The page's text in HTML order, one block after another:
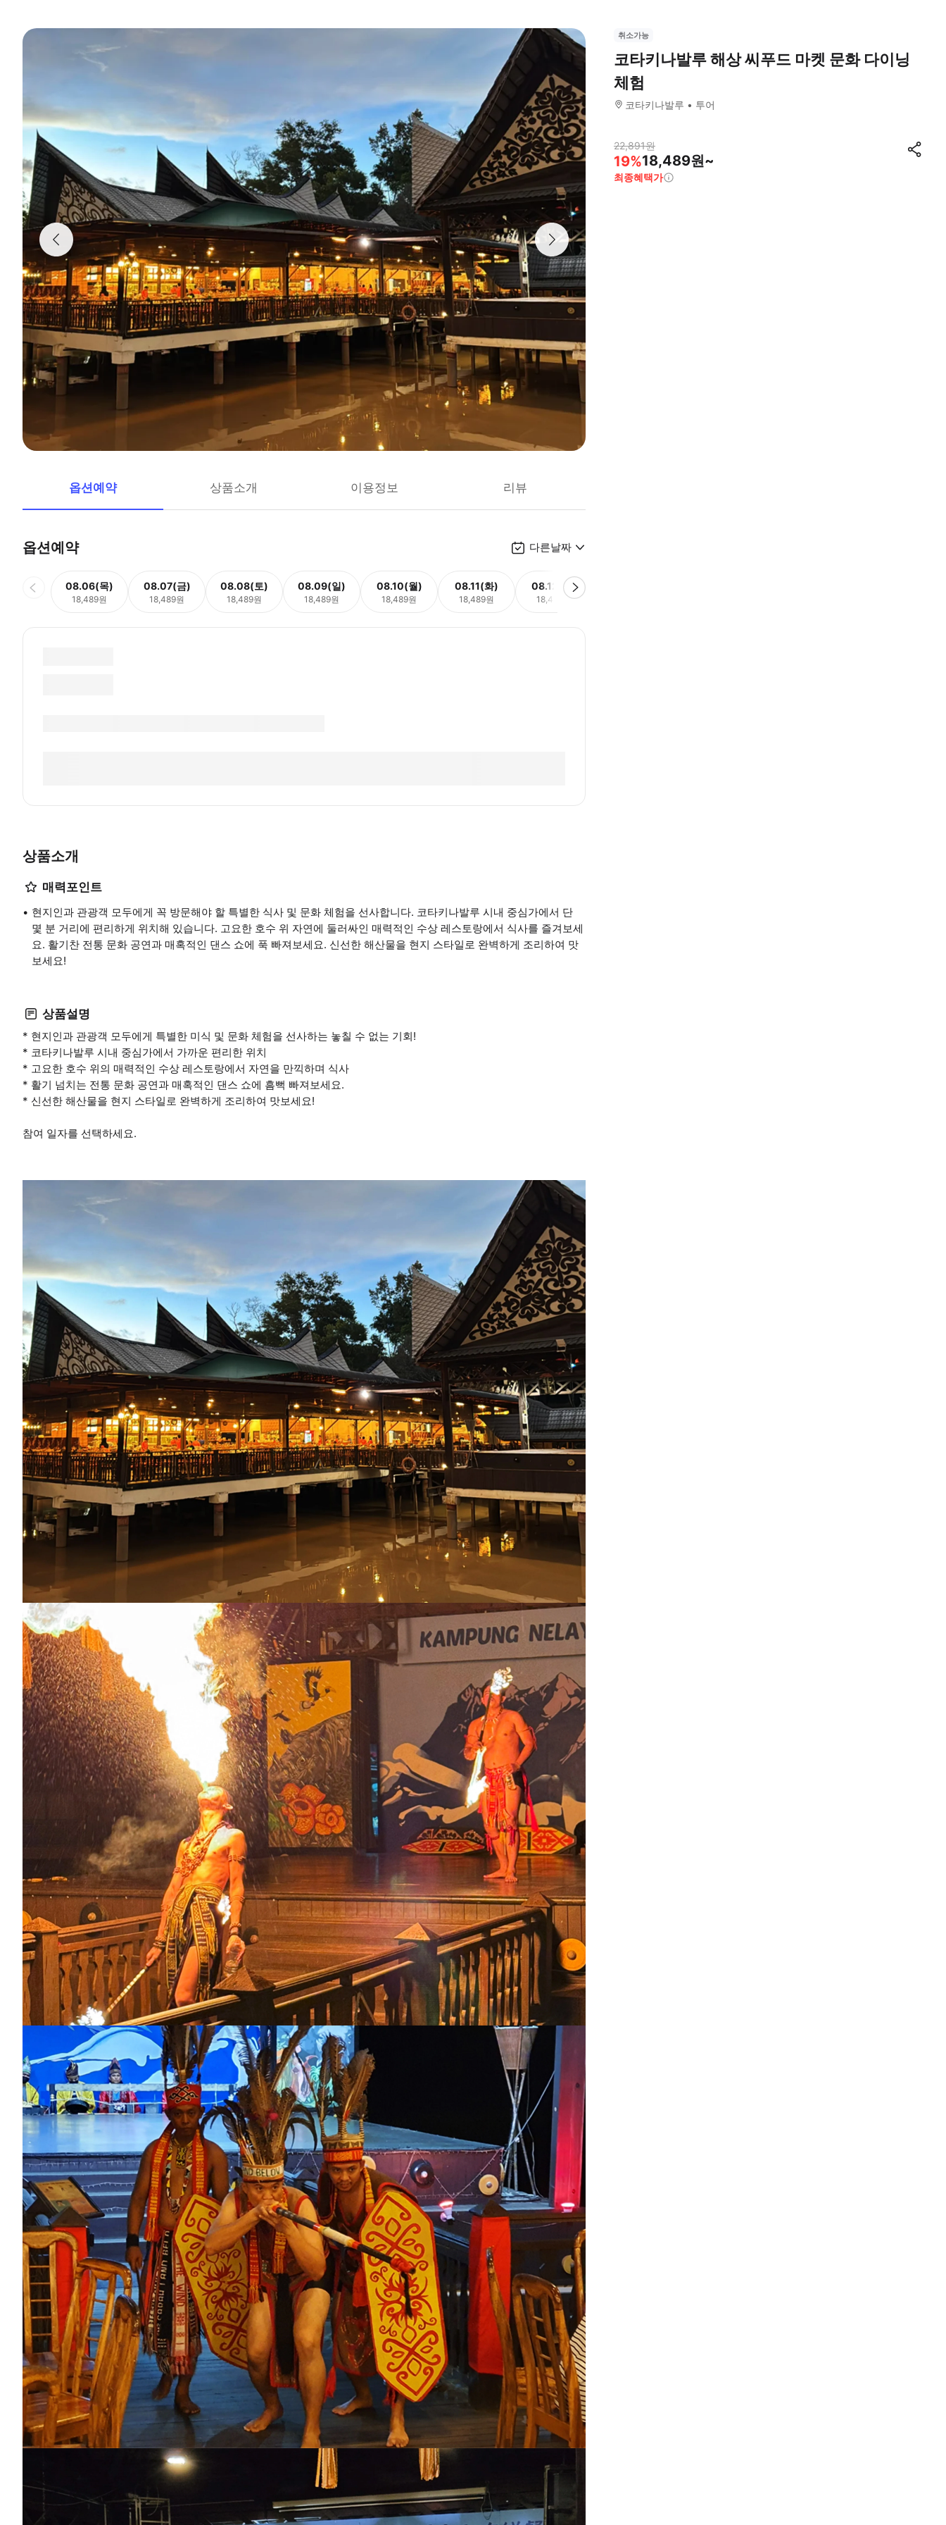
옵션예약 상품소개 이용정보 리뷰
옵션예약 다른날짜
08.06(목)
18,489원
08.07(금)
18,489원
08.08(토)
18,489원
08.09(일)
18,489원
08.10(월)
18,489원
08.11(화)
18,489원
08.12(수)
18,489원
상품소개
매력포인트
현지인과 관광객 모두에게 꼭 방문해야 할 특별한 식사 및 문화 체험을 선사합니다. 코타키나발루 시내 중심가에서 단
몇 분 거리에 편리하게 위치해 있습니다. 고요한 호수 위 자연에 둘러싸인 매력적인 수상 레스토랑에서 식사를 즐겨보세
요. 활기찬 전통 문화 공연과 매혹적인 댄스 쇼에 푹 빠져보세요. 신선한 해산물을 현지 스타일로 완벽하게 조리하여 맛
보세요!
상품설명
* 현지인과 관광객 모두에게 특별한 미식 및 문화 체험을 선사하는 놓칠 수 없는 기회!
* 코타키나발루 시내 중심가에서 가까운 편리한 위치
* 고요한 호수 위의 매력적인 수상 레스토랑에서 자연을 만끽하며 식사
* 활기 넘치는 전통 문화 공연과 매혹적인 댄스 쇼에 흠뻑 빠져보세요.
* 신선한 해산물을 현지 스타일로 완벽하게 조리하여 맛보세요!
참여 일자를 선택하세요.
취소가능
코타키나발루 해상 씨푸드 마켓 문화 다이닝
체험
코타키나발루 투어
22,891원
19%18,489원~
최종혜택가